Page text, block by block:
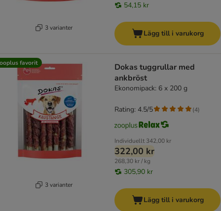
3 varianter
54,15 kr
Lägg till i varukorg
favorit
3 varianter
Dokas tuggrullar med
ankbröst
Ekonomipack: 6 x 200 g
Individuellt 342,00 kr
322,00 kr
268,30 kr / kg
305,90 kr
Rating: 4.5/5 (4)
Lägg till i varukorg